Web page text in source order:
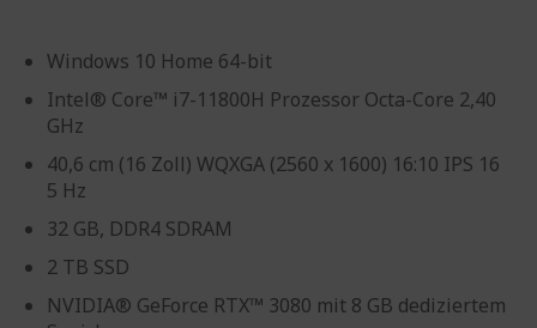
Windows 10 Home 64-bit
Intel® Core™ i7-11800H Prozessor Octa-Core 2,40
GHz
40,6 cm (16 Zoll) WQXGA (2560 x 1600) 16:10 IPS 16
5 Hz
32 GB, DDR4 SDRAM
2 TB SSD
NVIDIA® GeForce RTX™ 3080 mit 8 GB dediziertem